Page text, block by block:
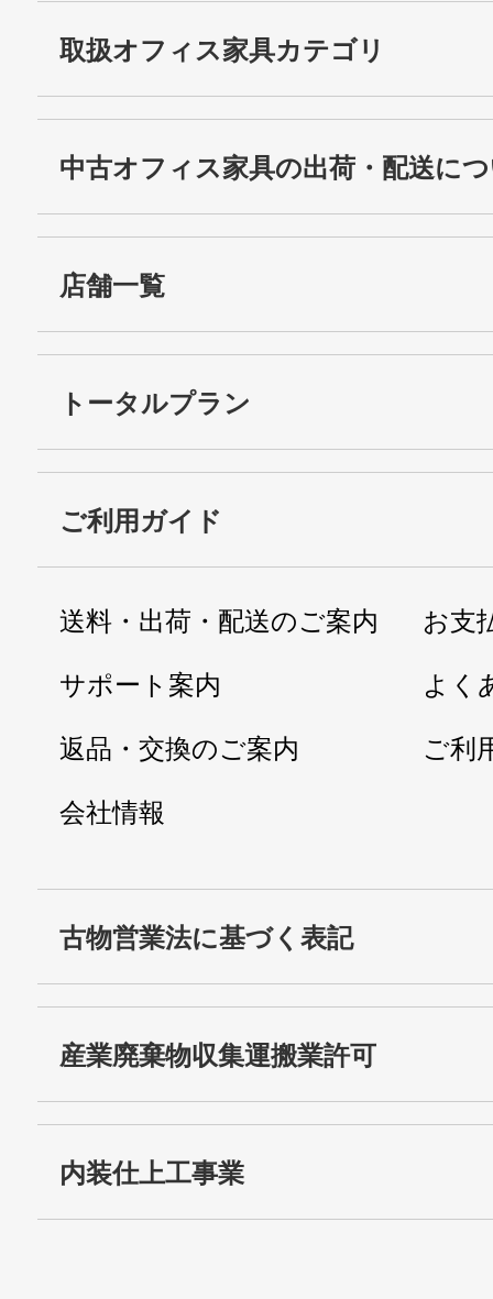
取扱オフィス家具カテゴリ
中古オフィス家具の出荷・配送に
店舗一覧
トータルプラン
ご利用ガイド
送料・出荷・配送のご案内 お支
サポート案内 よく
返品・交換のご案内 ご利
会社情報
古物営業法に基づく表記
産業廃棄物収集運搬業許可
運搬業許可証番号：
内装仕上工事業